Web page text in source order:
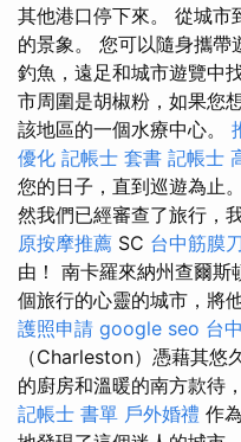
其他港口停下來。 從城市
的景象。 您可以隨身攜帶
釣魚，遠足和城市遊覽中
市周圍是胡椒粉，如果您
該地區的一個水療中心。
優化 記帳士 套書 記帳士
您的日子，直到巡遊為止。
然我們已經審查了旅行，
原按摩推薦 SC 台中筋膜
由！ 南卡羅來納州查爾
個旅行的心靈的城市，將
護照申請 google seo 台
（Charleston）憑藉其悠
的廚房和溫暖的南方款待
記帳士 書單 戶外婚禮 作